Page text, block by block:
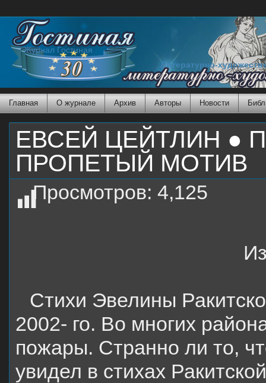
Журнал Гостиная
Литературно-
Главная О журнале Архив Авторы Новости
EВСЕЙ ЦЕЙТЛИН ●
ПРОПЕТЫЙ МОТИВ
Просмотров: 4,125
Стихи Эвелины
2002- го. Во многих
пожары. Странно ли то,
увидел в стихах